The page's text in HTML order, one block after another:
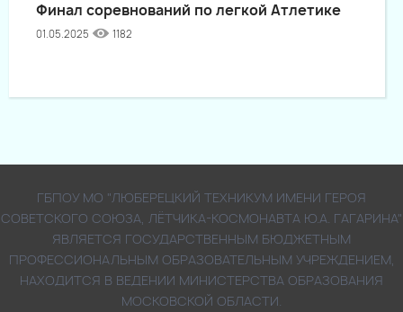
Финал соревнований по легкой Атлетике
01.05.2025 1182
ГБПОУ МО "ЛЮБЕРЕЦКИЙ ТЕХНИКУМ ИМЕНИ ГЕРОЯ
СОВЕТСКОГО СОЮЗА, ЛЁТЧИКА-КОСМОНАВТА Ю.А. ГАГАРИНА"
ЯВЛЯЕТСЯ ГОСУДАРСТВЕННЫМ БЮДЖЕТНЫМ
ПРОФЕССИОНАЛЬНЫМ ОБРАЗОВАТЕЛЬНЫМ УЧРЕЖДЕНИЕМ,
НАХОДИТСЯ В ВЕДЕНИИ МИНИСТЕРСТВА ОБРАЗОВАНИЯ
МОСКОВСКОЙ ОБЛАСТИ.